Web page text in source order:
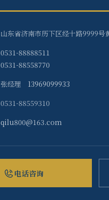
山东省济南市历下区经十路9999号
0531-88888511
0531-88558770
张经理 13969099933
0531-88559310
qilu800@163.com
电话咨询